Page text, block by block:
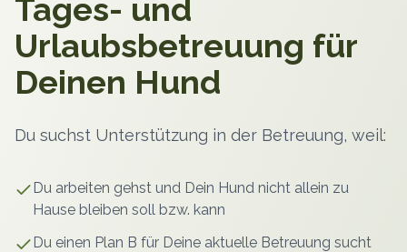
Tages- und
Urlaubsbetreuung für
Deinen Hund
Du suchst Unterstützung in der Betreuung, weil:
Du arbeiten gehst und Dein Hund nicht allein zu
Hause bleiben soll bzw. kann
Du einen Plan B für Deine aktuelle Betreuung sucht